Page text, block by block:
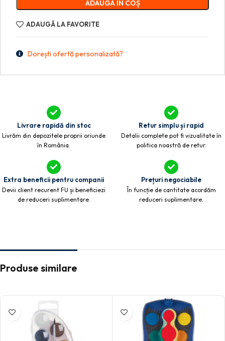
ADAUGĂ ÎN COȘ
ADAUGĂ LA FAVORITE
Dorești ofertă personalizată?
Livrare rapidă din stoc
Livrăm din depozitele proprii oriunde
în România.
Retur simplu și rapid
Detalii complete pot fi vizualitate în
politica noastră de retur.
Extra beneficii pentru companii
Devii client recurent FU și beneficiezi
de reduceri suplimentare.
Prețuri negociabile
În funcție de cantitate acordăm
reduceri suplimentare.
Produse similare